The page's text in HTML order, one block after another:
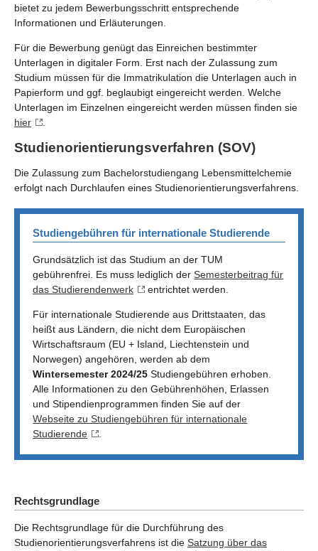
bietet zu jedem Bewerbungsschritt entsprechende
Informationen und Erläuterungen.
Für die Bewerbung genügt das Einreichen bestimmter
Unterlagen in digitaler Form. Erst nach der Zulassung zum
Studium müssen für die Immatrikulation die Unterlagen auch in
Papierform und ggf. beglaubigt eingereicht werden. Welche
Unterlagen im Einzelnen eingereicht werden müssen finden sie
hier
Studienorientierungsverfahren (SOV)
Die Zulassung zum Bachelorstudiengang Lebensmittelchemie
erfolgt nach Durchlaufen eines Studienorientierungsverfahrens.
Studiengebühren für internationale Studierende
Grundsätzlich ist das Studium an der TUM
gebührenfrei. Es muss lediglich derSemesterbeitrag für
das Studierendenwerk
entrichtet werden.
Für internationale Studierende aus Drittstaaten, das
heißt aus Ländern, die nicht dem Europäischen
Wirtschaftsraum (EU + Island, Liechtenstein und
Norwegen) angehören, werden ab dem
Wintersemester 2024/25 Studiengebühren erhoben.
Alle Informationen zu den Gebührenhöhen, Erlassen
und Stipendienprogrammen finden Sie auf der
Webseite zu Studiengebühren für internationale
Studierende
Rechtsgrundlage
Die Rechtsgrundlage für die Durchführung des
Studienorientierungsverfahrens ist die Satzung über das